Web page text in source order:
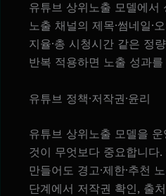
유튜브 상위노출 모델에서
노출 채널의 제목·썸네일·
지율·총 시청시간 같은 정
반복 적용하면 노출 성과
유튜브 정책·저작권·윤리
유튜브 상위노출 모델을
것이 무엇보다 중요합니다
만들어도 경고·제한·추천
단계에서 저작권 확인, 출